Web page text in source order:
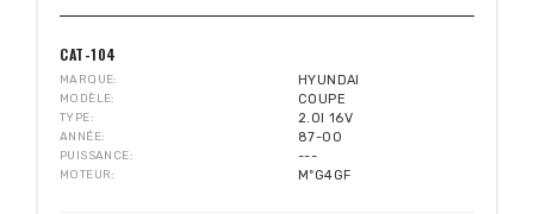
CAT-104
MARQUE HYUNDAI
MODÈLE COUPE
TYPE 2.0I 16V
ANNÉE 87-00
PUISSANCE ---
MOTEUR MºG4GF